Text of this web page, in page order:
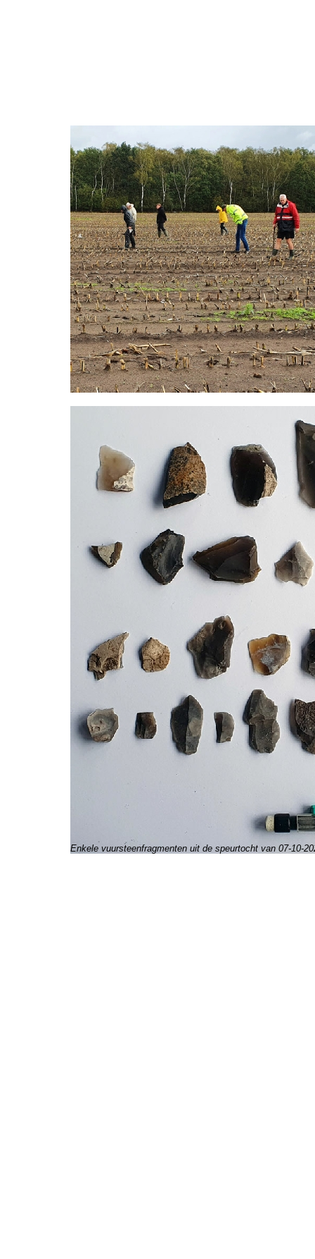
Enkele vuursteenfragmenten uit de speurtocht van 07-10-